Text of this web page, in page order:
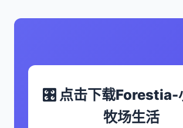
🎛️ 点击下载Forestia-
牧场生活